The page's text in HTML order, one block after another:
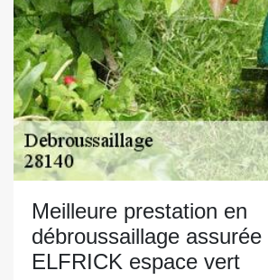
Meilleure prestation en
débroussaillage assurée
ELFRICK espace vert